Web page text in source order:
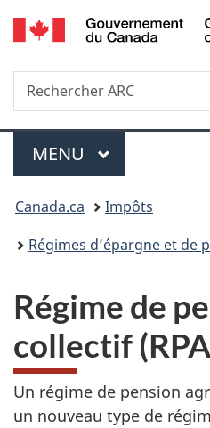
Recherche
Rechercher
ARC
Menu
MENU PRINCIPAL
Vous
êtes
Canada.ca
Impôts
Régimes d’épargne et de
Régime de
collectif
Un régime de pension
un nouveau type de